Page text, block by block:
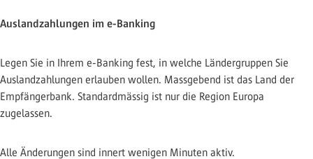
Auslandzahlungen im e-Banking
Legen Sie in Ihrem e-Banking fest, in welche Ländergruppen Sie
Auslandzahlungen erlauben wollen. Massgebend ist das Land der
Empfängerbank. Standardmässig ist nur die Region Europa
zugelassen.
Alle Änderungen sind innert wenigen Minuten aktiv.